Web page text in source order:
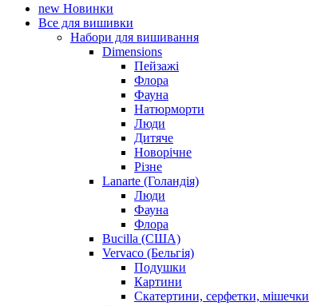
new Новинки
Все для вишивки
Набори для вишивання
Dimensions
Пейзажі
Флора
Фауна
Натюрморти
Люди
Дитяче
Новорічне
Різне
Lanarte (Голандія)
Люди
Фауна
Флора
Bucilla (США)
Vervaco (Бельгія)
Подушки
Картини
Скатертини, серфетки, мішечки